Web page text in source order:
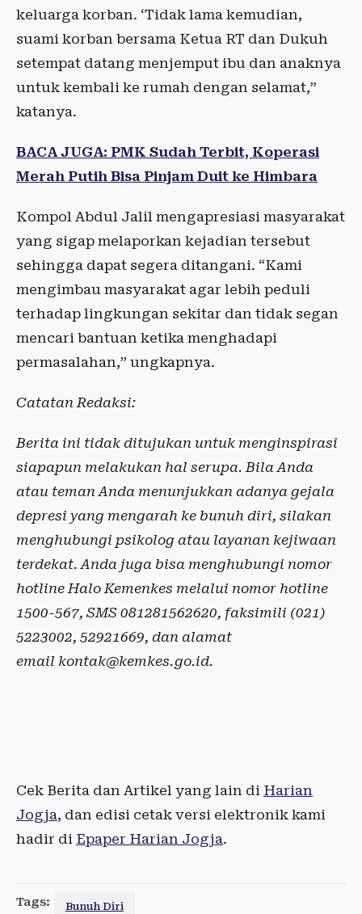
keluarga korban. ‘Tidak lama kemudian,
suami korban bersama Ketua RT dan Dukuh
setempat datang menjemput ibu dan anaknya
untuk kembali ke rumah dengan selamat,”
katanya.
BACA JUGA: PMK Sudah Terbit, Koperasi
Merah Putih Bisa Pinjam Duit ke Himbara
Kompol Abdul Jalil mengapresiasi masyarakat
yang sigap melaporkan kejadian tersebut
sehingga dapat segera ditangani. “Kami
mengimbau masyarakat agar lebih peduli
terhadap lingkungan sekitar dan tidak segan
mencari bantuan ketika menghadapi
permasalahan,” ungkapnya.
Catatan Redaksi:
Berita ini tidak ditujukan untuk menginspirasi
siapapun melakukan hal serupa. Bila Anda
atau teman Anda menunjukkan adanya gejala
depresi yang mengarah ke bunuh diri, silakan
menghubungi psikolog atau layanan kejiwaan
terdekat. Anda juga bisa menghubungi nomor
hotline Halo Kemenkes melalui nomor hotline
1500-567, SMS 081281562620, faksimili (021)
5223002, 52921669, dan alamat
email kontak@kemkes.go.id.
Cek Berita dan Artikel yang lain di Harian
Jogja, dan edisi cetak versi elektronik kami
hadir di Epaper Harian Jogja.
Tags: Bunuh Diri